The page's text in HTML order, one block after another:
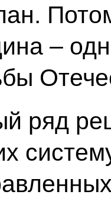
–
ряд